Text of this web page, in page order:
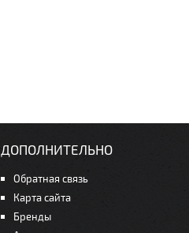
ДОПОЛНИТЕЛЬНО
Обратная связь
Карта сайта
Бренды